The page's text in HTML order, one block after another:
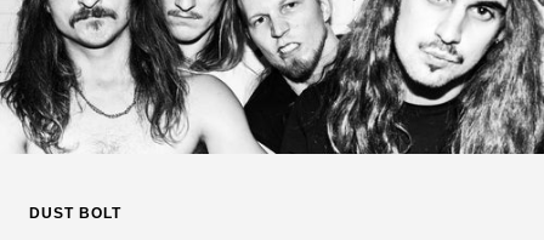
DUST BOLT